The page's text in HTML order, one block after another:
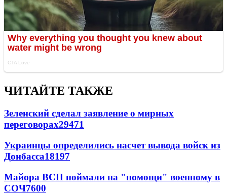
ЧИТАЙТЕ ТАКЖЕ
Зеленский сделал заявление о мирных
переговорах29471
Украинцы определились насчет вывода войск из
Донбасса18197
Майора ВСП поймали на "помощи" военному в
СОЧ7600